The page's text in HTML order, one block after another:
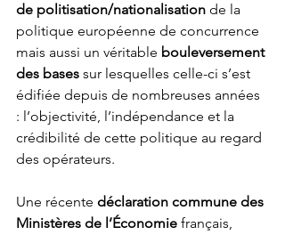
de politisation/nationalisation de la
politique européenne de concurrence
mais aussi un véritable bouleversement
des bases sur lesquelles celle-ci s’est
édifiée depuis de nombreuses années
: l’objectivité, l’indépendance et la
crédibilité de cette politique au regard
des opérateurs.
Une récente déclaration commune des
Ministères de l’Économie français,